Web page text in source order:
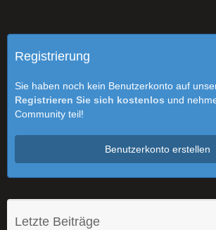
Registrierung
Sie haben noch kein Benutzerkonto auf
Registrieren Sie sich kostenlos und
Community teil!
Benutzerkonto erstellen
Letzte Beiträge